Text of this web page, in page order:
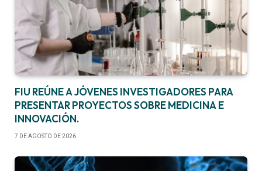
FIU REÚNE A JÓVENES INVESTIGADORES PARA
PRESENTAR PROYECTOS SOBRE MEDICINA E
INNOVACIÓN.
7 DE AGOSTO DE 2026